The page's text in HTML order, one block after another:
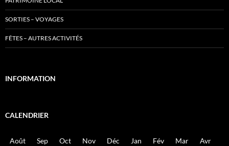
SORTIES – VOYAGES
FÊTES – AUTRES ACTIVITÉS
INFORMATION
CALENDRIER
Août Sep Oct Nov Déc Jan Fév Mar Avr